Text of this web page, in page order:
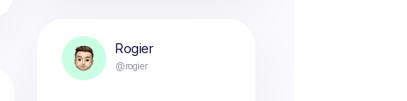
Rogier
@rogier